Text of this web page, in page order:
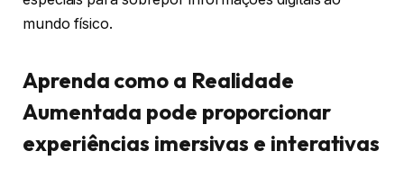
mundo físico.
Aprenda como a Realidade
Aumentada pode proporcionar
experiências imersivas e interativas